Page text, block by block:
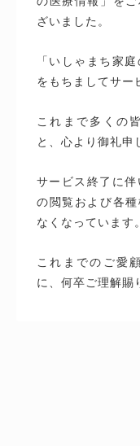
ざいました。
「いしゃまち家
をもちましてサー
これまで多くの
と、心より御礼申
サービス終了に
の閲覧および各
なくなっています。
これまでのご愛
に、何卒ご理解賜